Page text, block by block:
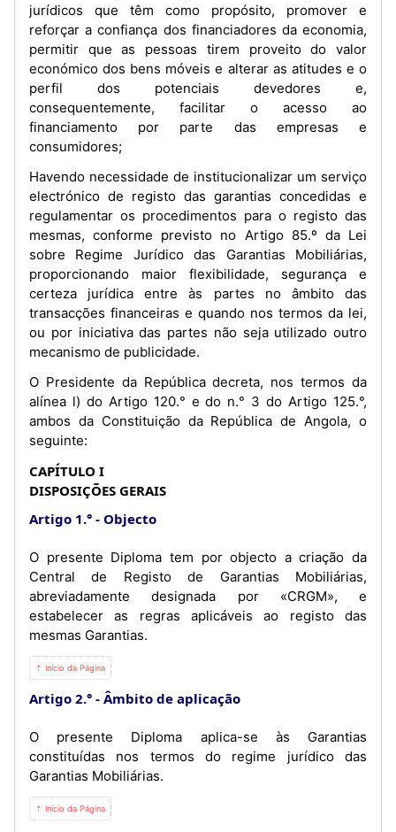
jurídicos que têm como propósito, promover e
reforçar a confiança dos financiadores da economia,
permitir que as pessoas tirem proveito do valor
económico dos bens móveis e alterar as atitudes e o
perfil dos potenciais devedores e,
consequentemente, facilitar o acesso ao
financiamento por parte das empresas e
consumidores;
Havendo necessidade de institucionalizar um serviço
electrónico de registo das garantias concedidas e
regulamentar os procedimentos para o registo das
mesmas, conforme previsto no Artigo 85.º da Lei
sobre Regime Jurídico das Garantias Mobiliárias,
proporcionando maior flexibilidade, segurança e
certeza jurídica entre às partes no âmbito das
transacções financeiras e quando nos termos da lei,
ou por iniciativa das partes não seja utilizado outro
mecanismo de publicidade.
O Presidente da República decreta, nos termos da
alínea l) do Artigo 120.° e do n.° 3 do Artigo 125.°,
ambos da Constituição da República de Angola, o
seguinte:
CAPÍTULO I
DISPOSIÇÕES GERAIS
Artigo 1.°
Objecto
O presente Diploma tem por objecto a criação da
Central de Registo de Garantias Mobiliárias,
abreviadamente designada por «CRGM», e
estabelecer as regras aplicáveis ao registo das
mesmas Garantias.
⇡ Início da Página
Artigo 2.° Âmbito de aplicação
O presente Diploma aplica-se às Garantias
constituídas nos termos do regime jurídico das
Garantias Mobiliárias.
⇡ Início da Página